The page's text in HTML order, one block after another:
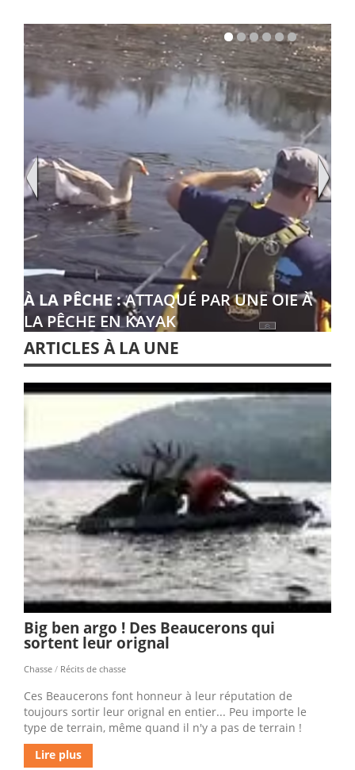
À LA PÊCHE :ATTAQUÉ PAR UNE OIE À
LA PÊCHE EN KAYAK
ARTICLES À LA UNE
Big ben argo ! Des Beaucerons qui
sortent leur orignal
Chasse / Récits de chasse
Ces Beaucerons font honneur à leur réputation de
toujours sortir leur orignal en entier... Peu importe le
type de terrain, même quand il n'y a pas de terrain !
Lire plus